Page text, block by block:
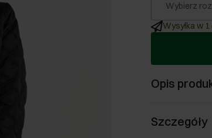
Wybierz
Wysyłka w
Opis
Szczegóły